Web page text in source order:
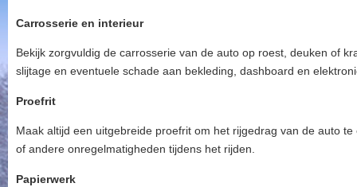
Carrosserie en interieur
Bekijk zorgvuldig de carrosserie van de auto op roest, deuken of
slijtage en eventuele schade aan bekleding, dashboard en
Proefrit
Maak altijd een uitgebreide proefrit om het rijgedrag van de auto
of andere onregelmatigheden tijdens het rijden.
Papierwerk